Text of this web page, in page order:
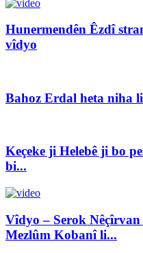
Hunermendên Êzdî
vîdyo
Bahoz Erdal heta niha
Keçeke ji Helebê ji bo
bi...
Vîdyo – Serok
Mezlûm Kobanî li...